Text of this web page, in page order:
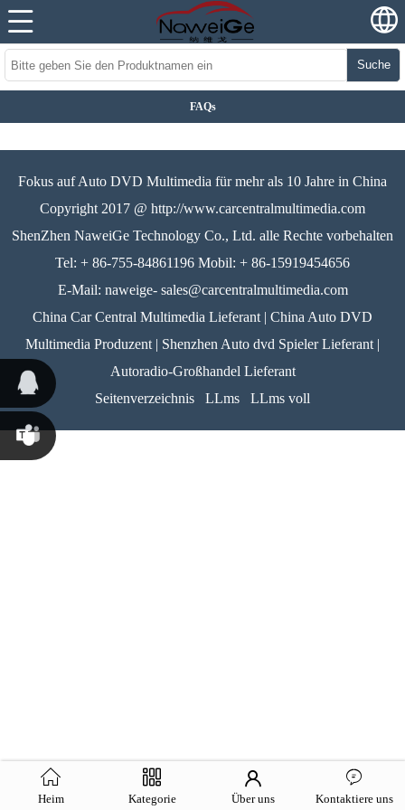
Suche
FAQs
Fokus auf Auto DVD Multimedia für mehr als 10 Jahre in China
Copyright 2017 @ http://www.carcentralmultimedia.com
ShenZhen NaweiGe Technology Co., Ltd. alle Rechte vorbehalten
Tel: + 86-755-84861196 Mobil: + 86-15919454656
E-Mail: naweige- sales@carcentralmultimedia.com
China Car Central Multimedia Lieferant | China Auto DVD
Multimedia Produzent | Shenzhen Auto dvd Spieler Lieferant |
Autoradio-Großhandel Lieferant
Seitenverzeichnis
LLms LLms voll
Heim Kategorie Über uns Kontaktiere uns
Susana